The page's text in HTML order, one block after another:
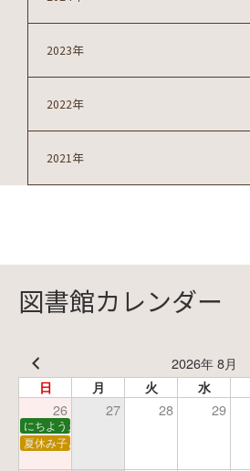
2023年
2022年
2021年
図書館カレンダー
2026年 8月
日 月 火 水
26 27 28 29
にちようえほん
夏休み子ども映画会